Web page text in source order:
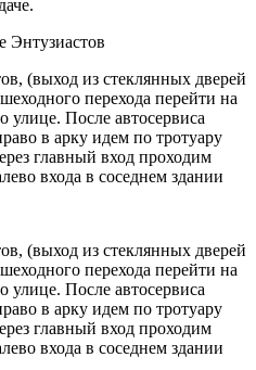
Энтузиастов
(выход из стеклянных дверей
перехода перейти на
улице. После автосервиса
в арку идем по тротуару
главный вход проходим
входа в соседнем здании
(выход из стеклянных дверей
перехода перейти на
улице. После автосервиса
в арку идем по тротуару
главный вход проходим
входа в соседнем здании